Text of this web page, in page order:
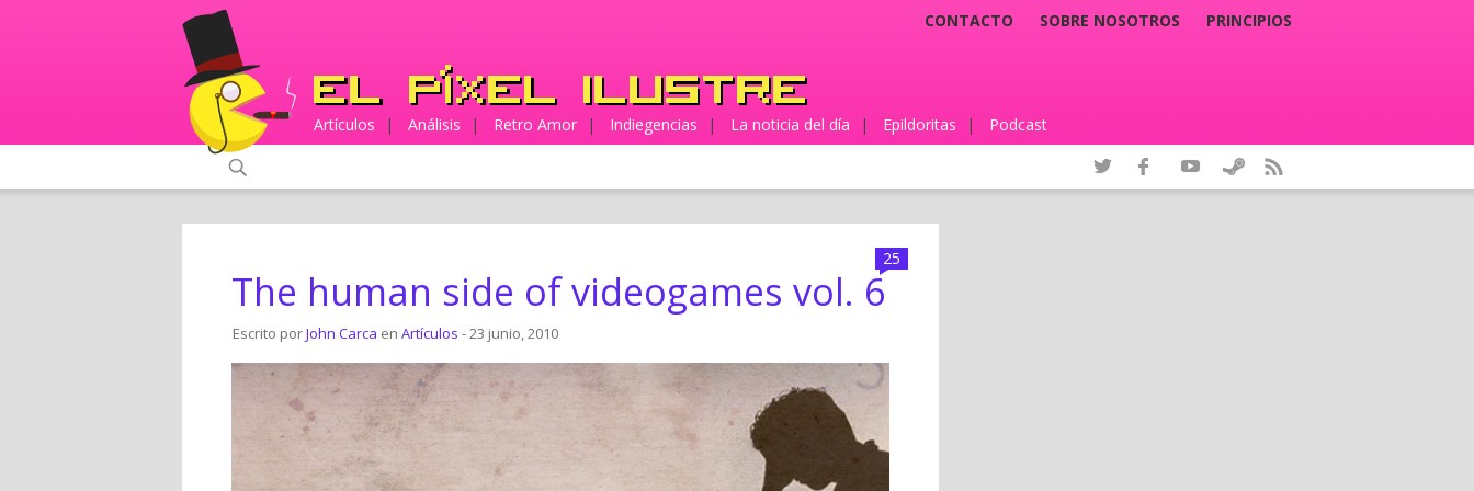
CONTACTO SOBRE NOSOTROS PRINCIPIOS
Artículos | Análisis | Retro Amor | Indiegencias | La noticia del día | Epildoritas | Podcast
25
The human side of videogames vol. 6
Escrito porJohn Carca en Artículos - 23 junio, 2010